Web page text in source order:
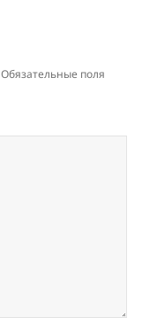
Обязательные поля